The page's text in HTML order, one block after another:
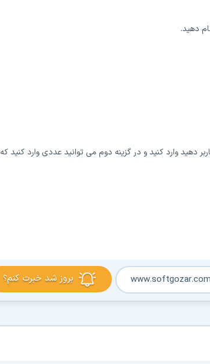
دهید.
دهید وارد کنید و در گزینه دوم می توانید عددی وارد کنید که
بروز شد خبرت کنم؟ www.softgozar.com